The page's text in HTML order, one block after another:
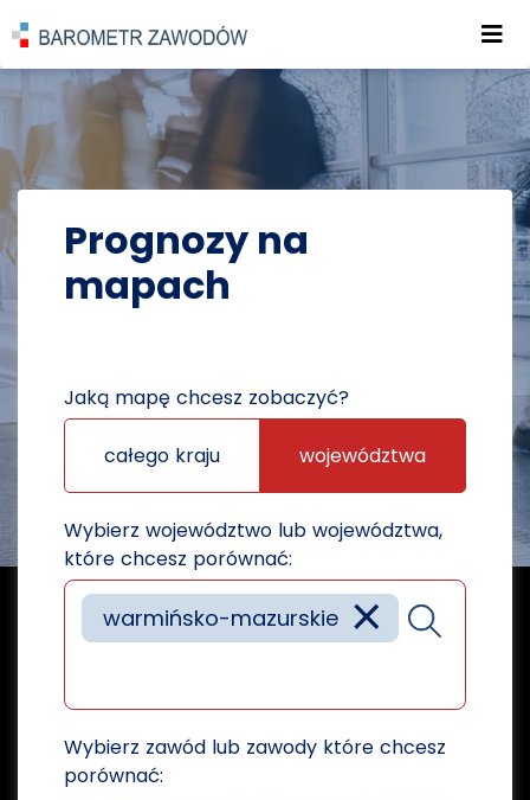
POWRÓT DO STRONY GŁÓWNEJ
PROGNOZY PROGNOZY NA MAPACH
Prognozy na
mapach
Jaką mapę chcesz zobaczyć?
całego kraju województwa
Wybierz województwo lub województwa,
które chcesz porównać:
×
warmińsko-mazurskie
Wybierz zawód lub zawody które chcesz
porównać: